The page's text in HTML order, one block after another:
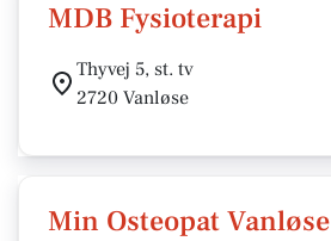
MDB Fysioterapi
Thyvej 5, st. tv
2720 Vanløse
Min Osteopat Vanløse